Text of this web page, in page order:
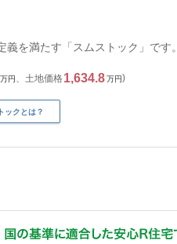
を満たす「スムストック」です。
万円 、 土地価格1,634.8万円
ックとは？